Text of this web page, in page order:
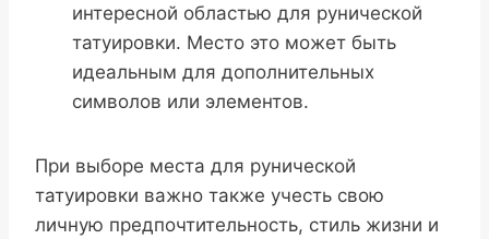
интересной областью для рунической
татуировки. Место это может быть
идеальным для дополнительных
символов или элементов.
При выборе места для рунической
татуировки важно также учесть свою
личную предпочтительность, стиль жизни и